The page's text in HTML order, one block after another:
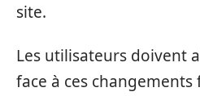
site.
Les utilisateurs doivent
face à ces changements